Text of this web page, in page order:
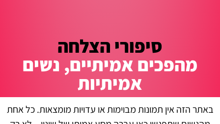
סיפורי הצלחה
מהפכים אמיתיים, נשים
אמיתיות
באתר הזה אין תמונות מבוימות או עדויות מומצאות. כל אחת